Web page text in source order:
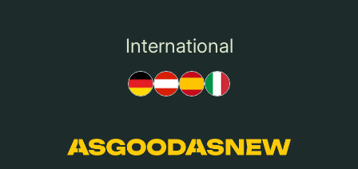
International